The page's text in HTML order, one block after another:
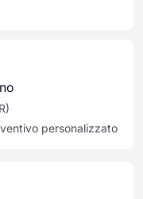
personalizzato